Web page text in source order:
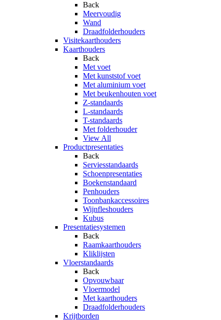
Back
Meervoudig
Wand
Draadfolderhouders
Visitekaarthouders
Kaarthouders
Back
Met voet
Met kunststof voet
Met aluminium voet
Met beukenhouten voet
Z-standaards
L-standaards
T-standaards
Met folderhouder
View All
Productpresentaties
Back
Serviesstandaards
Schoenpresentaties
Boekenstandaard
Penhouders
Toonbankaccessoires
Wijnfleshouders
Kubus
Presentatiesystemen
Back
Raamkaarthouders
Kliklijsten
Vloerstandaards
Back
Opvouwbaar
Vloermodel
Met kaarthouders
Draadfolderhouders
Krijtborden